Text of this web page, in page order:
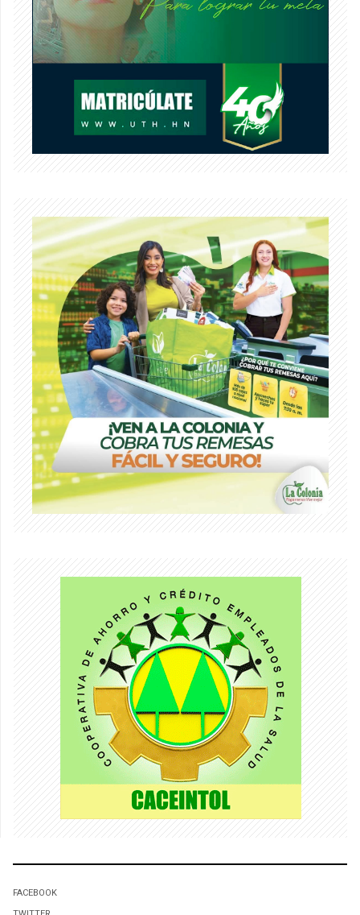
FACEBOOK